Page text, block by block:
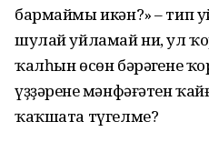
бармаймы икән?» – тип
шулай уйламай ни, ул
ҡалһын өсөн бәрәңгене
үҙҙәренең мән­фәғәтен
ҡаҡшата түгелме?